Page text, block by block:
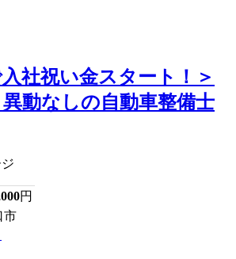
社祝い金スタート！＞
動なしの自動車整備士
円
市